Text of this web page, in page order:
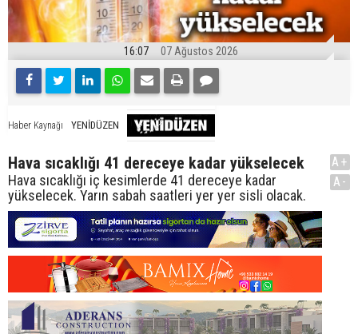
16:07 07 Ağustos 2026
Haber Kaynağı YENİDÜZEN
Hava sıcaklığı 41 dereceye kadar yükselecek
Hava sıcaklığı iç kesimlerde 41 dereceye kadar
yükselecek. Yarın sabah saatleri yer yer sisli olacak.
A+
A-